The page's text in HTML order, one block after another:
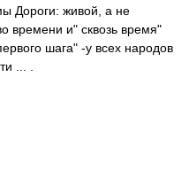
Дороги: живой, а не
времени и" сквозь время"
шага" -у всех народов
... .